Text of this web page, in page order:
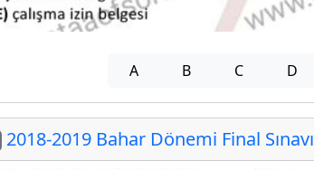
A B C D
2018-2019 Bahar Dönemi Final Sınavı